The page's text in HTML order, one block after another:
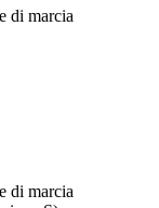
di marcia
di marcia